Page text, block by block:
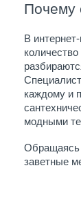
Почему
В
каждому и
модными
Обращаясь
заветные